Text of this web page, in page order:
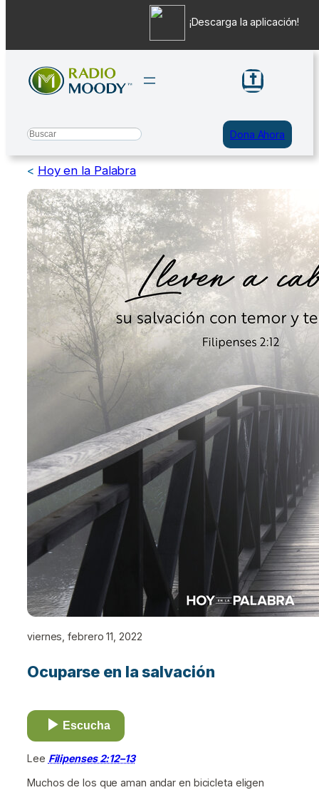
contenido
Search Dona Ahora
< Hoy en la Palabra
viernes, febrero 11, 2022
Ocuparse en la salvación
Escucha
Lee Filipenses 2:12–13
Muchos de los que aman andar en bicicleta eligen
¡Descarga la aplicación!